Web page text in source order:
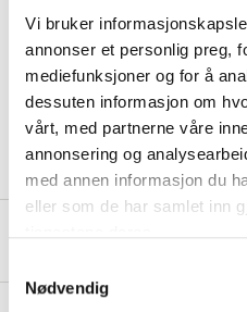
Vi bruker
annonser et personlig preg,
mediefunksjoner og for å
dessuten informasjon om
vårt, med partnerne våre
annonsering og
med annen informasjon du
eller som de har samlet inn
Nødvendig
Technical specifications
Volume
Country of manufacture